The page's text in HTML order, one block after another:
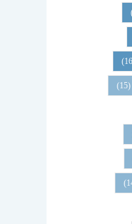
(15)